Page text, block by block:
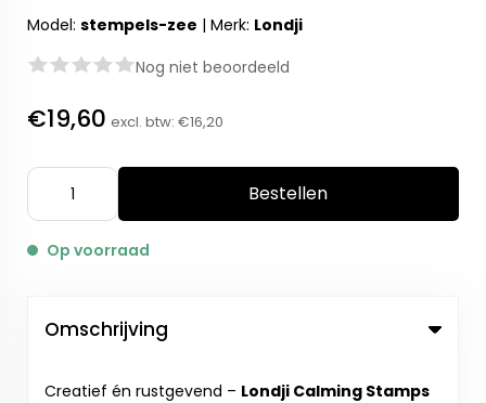
Model: stempels-zee | Merk: Londji
Nog niet beoordeeld
€19,60 excl. btw: €16,20
Bestellen
Op voorraad
Omschrijving
Creatief én rustgevend – Londji Calming Stamps